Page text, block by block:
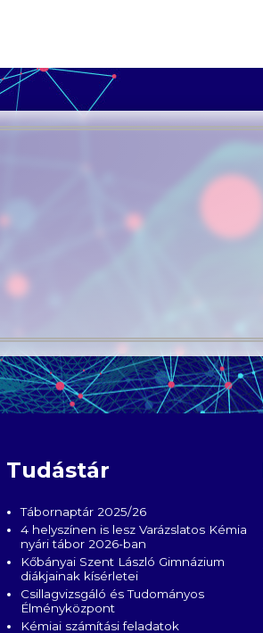
Tudástár
Tábornaptár 2025/26
4 helyszínen is lesz Varázslatos Kémia
nyári tábor 2026-ban
Kőbányai Szent László Gimnázium
diákjainak kísérletei
Csillagvizsgáló és Tudományos
Élményközpont
Kémiai számítási feladatok